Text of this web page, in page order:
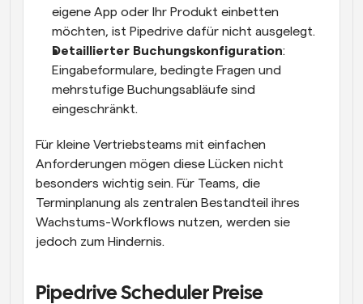
eigene App oder Ihr Produkt einbetten
möchten, ist Pipedrive dafür nicht ausgelegt.
Detaillierter Buchungskonfiguration:
Eingabeformulare, bedingte Fragen und
mehrstufige Buchungsabläufe sind
eingeschränkt.
Für kleine Vertriebsteams mit einfachen
Anforderungen mögen diese Lücken nicht
besonders wichtig sein. Für Teams, die
Terminplanung als zentralen Bestandteil ihres
Wachstums-Workflows nutzen, werden sie
jedoch zum Hindernis.
Pipedrive Scheduler Preise